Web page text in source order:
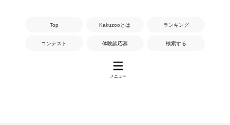
Top Kakuzooとは ランキング
コンテスト 体験談応募 検索する
メニュー